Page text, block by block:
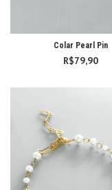
Colar Pearl Pin
R$79,90